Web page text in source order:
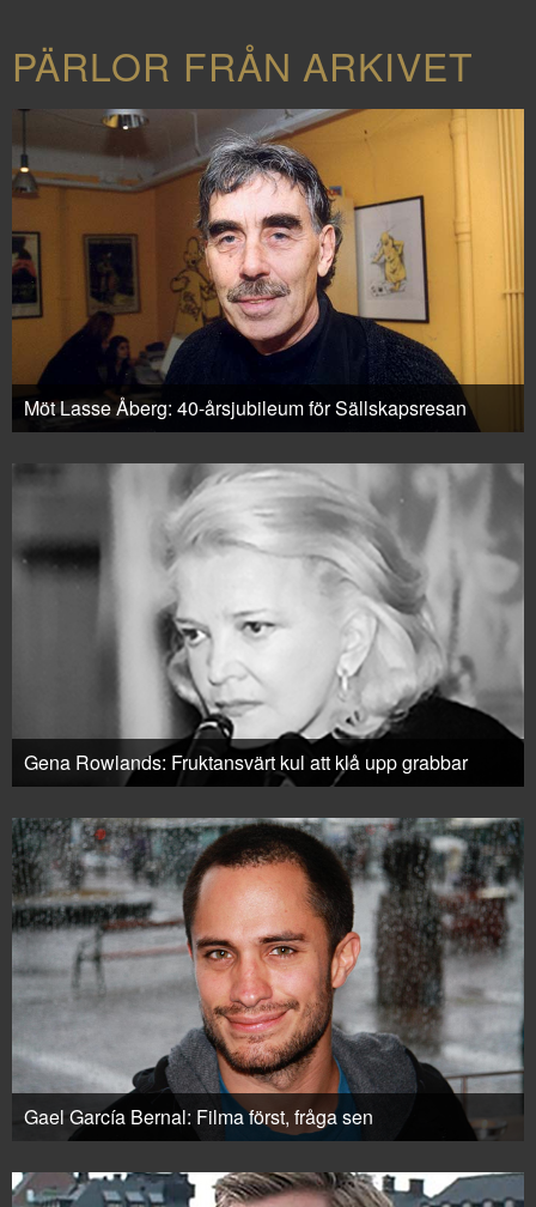
PÄRLOR FRÅN ARKIVET
Möt Lasse Åberg: 40-årsjubileum för Sällskapsresan
Gena Rowlands: Fruktansvärt kul att klå upp grabbar
Gael García Bernal: Filma först, fråga sen